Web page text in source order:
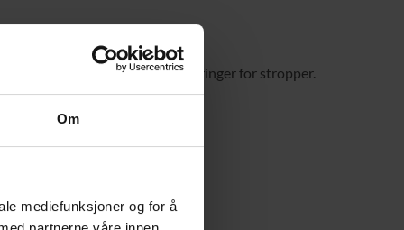
Om
mediefunksjoner og for å
belte eller skjerf, samt utsparinger for stropper.